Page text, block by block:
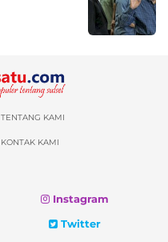
TENTANG KAMI
KONTAK KAMI
Instagram
Twitter